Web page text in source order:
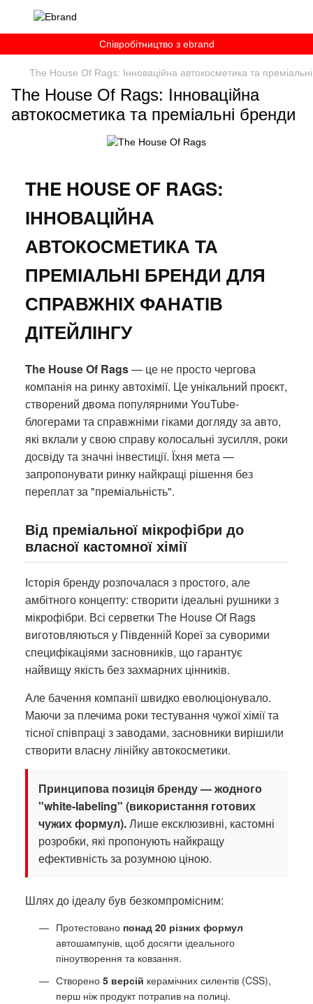
Співробітництво з ebrand
The House Of Rags: Інноваційна автокосметика та
The House Of Rags: Інноваційна
автокосметика та преміальні бренди
THE HOUSE OF RAGS:
ІННОВАЦІЙНА
АВТОКОСМЕТИКА ТА
ПРЕМІАЛЬНІ БРЕНДИ ДЛЯ
СПРАВЖНІХ ФАНАТІВ
ДІТЕЙЛІНГУ
The House Of Rags— це не просто чергова
компанія на ринку автохімії. Це унікальний проєкт,
створений двома популярними YouTube-
блогерами та справжніми гіками догляду за авто,
які вклали у свою справу колосальні зусилля, роки
досвіду та значні інвестиції. Їхня мета —
запропонувати ринку найкращі рішення без
переплат за "преміальність".
Від преміальної мікрофібри до
власної кастомної хімії
Історія бренду розпочалася з простого, але
амбітного концепту: створити ідеальні рушники з
мікрофібри. Всі серветки The House Of Rags
виготовляються у Південній Кореї за суворими
специфікаціями засновників, що гарантує
найвищу якість без захмарних цінників.
Але бачення компанії швидко еволюціонувало.
Маючи за плечима роки тестування чужої хімії та
тісної співпраці з заводами, засновники вирішили
створити власну лінійку автокосметики.
Принципова позиція бренду — жодного
"white-labeling" (використання готових
чужих формул).Лише ексклюзивні, кастомні
розробки, які пропонують найкращу
ефективність за розумною ціною.
Шлях до ідеалу був безкомпромісним:
Протестовано понад 20 різних формул
автошампунів, щоб досягти ідеального
піноутворення та ковзання.
Створено 5 версій керамічних силентів (CSS),
перш ніж продукт потрапив на полиці.